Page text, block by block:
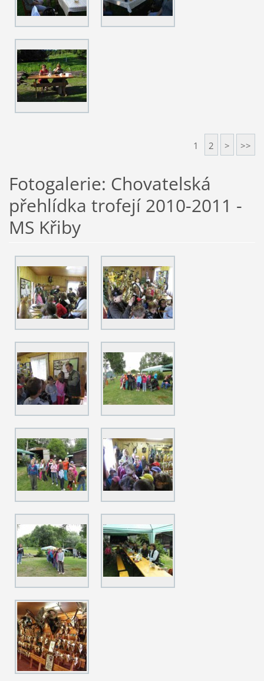
1 2 > >>
Fotogalerie: Chovatelská
přehlídka trofejí 2010-2011 -
MS Křiby